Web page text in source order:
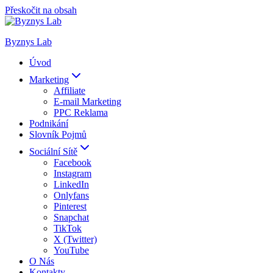
Přeskočit na obsah
Byznys Lab
Úvod
Marketing
Affiliate
E-mail Marketing
PPC Reklama
Podnikání
Slovník Pojmů
Sociální Sítě
Facebook
Instagram
LinkedIn
Onlyfans
Pinterest
Snapchat
TikTok
X (Twitter)
YouTube
O Nás